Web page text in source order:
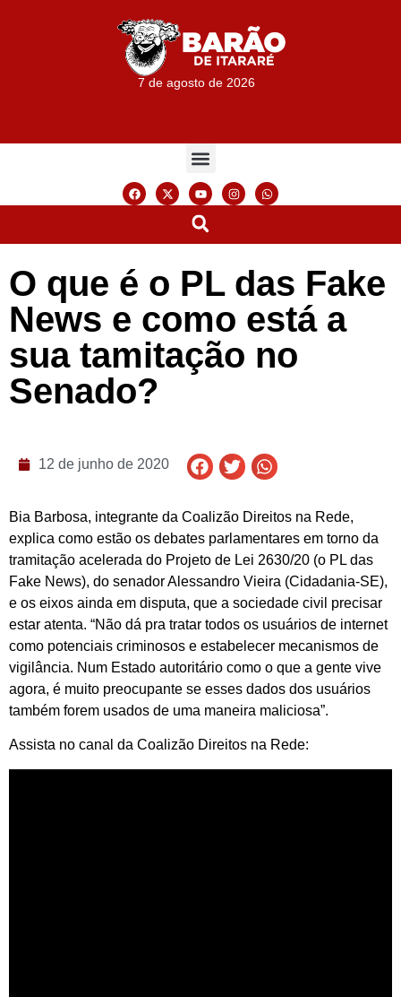
7 de agosto de 2026
O que é o PL das Fake
News e como está a
sua tamitação no
Senado?
12 de junho de 2020
Bia Barbosa, integrante da Coalizão Direitos na Rede,
explica como estão os debates parlamentares em torno da
tramitação acelerada do Projeto de Lei 2630/20 (o PL das
Fake News), do senador Alessandro Vieira (Cidadania-SE),
e os eixos ainda em disputa, que a sociedade civil precisar
estar atenta. “Não dá pra tratar todos os usuários de internet
como potenciais criminosos e estabelecer mecanismos de
vigilância. Num Estado autoritário como o que a gente vive
agora, é muito preocupante se esses dados dos usuários
também forem usados de uma maneira maliciosa”.
Assista no canal da Coalizão Direitos na Rede: